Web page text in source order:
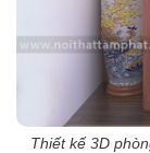
Thiết kế 3D